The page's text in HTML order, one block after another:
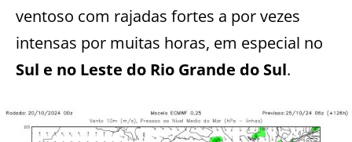
ventoso com rajadas fortes a por vezes
intensas por muitas horas, em especial no
Sul e no Leste do Rio Grande do Sul.